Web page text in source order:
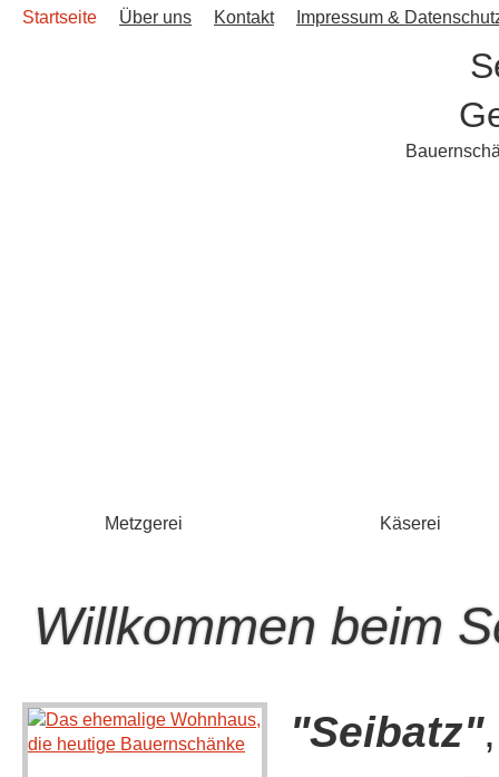
Startseite Über uns Kontakt Impressum &
Metzgerei Käserei
Willkommen beim
"Seibatz"